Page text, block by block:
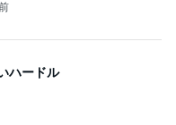
ハードル